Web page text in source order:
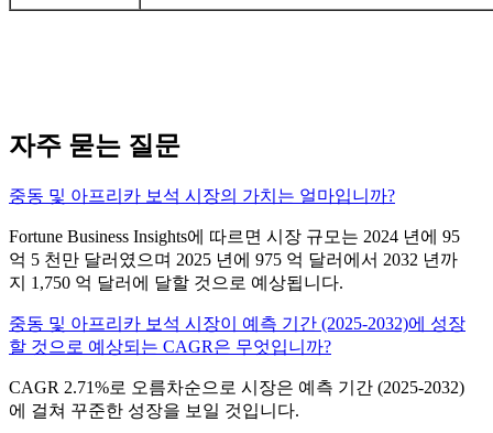
자주 묻는 질문
중동 및 아프리카 보석 시장의 가치는 얼마입니까?
Fortune Business Insights에 따르면 시장 규모는 2024 년에 95
억 5 천만 달러였으며 2025 년에 975 억 달러에서 2032 년까
지 1,750 억 달러에 달할 것으로 예상됩니다.
중동 및 아프리카 보석 시장이 예측 기간 (2025-2032)에 성장
할 것으로 예상되는 CAGR은 무엇입니까?
CAGR 2.71%로 오름차순으로 시장은 예측 기간 (2025-2032)
에 걸쳐 꾸준한 성장을 보일 것입니다.